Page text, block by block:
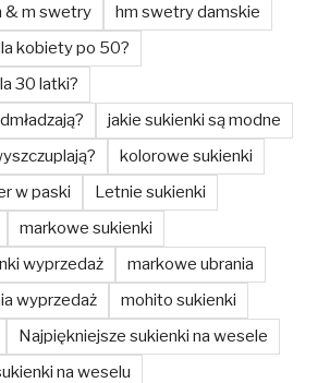
& m swetry
hm swetry damskie
kobiety po 50?
30 latki?
jakie sukienki są modne
kolorowe sukienki
w paski
Letnie sukienki
markowe sukienki
wyprzedaż
markowe ubrania
wyprzedaż
mohito sukienki
Najpiękniejsze sukienki na wesele
na weselu